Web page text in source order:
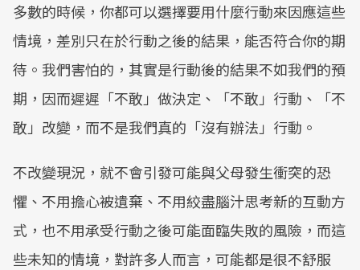
多數的時候，你都可以選擇要用什麼行動來因應這些
情境，差別只在於行動之後的結果，能否符合你的期
待。我們害怕的，其實是行動後的結果不如我們的預
期，因而遲遲「不敢」做決定、「不敢」行動、「不
敢」改變，而不是我們真的「沒有辦法」行動。
不改變現況，就不會引發可能與父母發生衝突的恐
懼、不用擔心被遺棄、不用絞盡腦汁思考新的互動方
式，也不用承受行動之後可能面臨失敗的風險，而這
些未知的情境，對許多人而言，可能都是很不舒服